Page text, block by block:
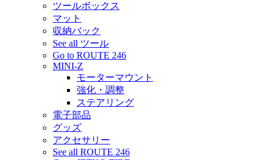
ツールボックス
マット
収納バック
See all ツール
Go to ROUTE 246
MINI-Z
モーターマウント
強化・調整
ステアリング
電子部品
グッズ
アクセサリー
See all ROUTE 246